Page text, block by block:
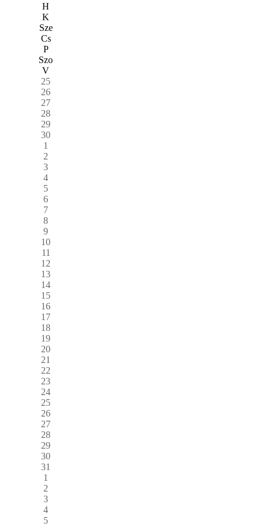
H
K
Sze
Cs
P
Szo
V
25
26
27
28
29
30
1
2
3
4
5
6
7
8
9
10
11
12
13
14
15
16
17
18
19
20
21
22
23
24
25
26
27
28
29
30
31
1
2
3
4
5